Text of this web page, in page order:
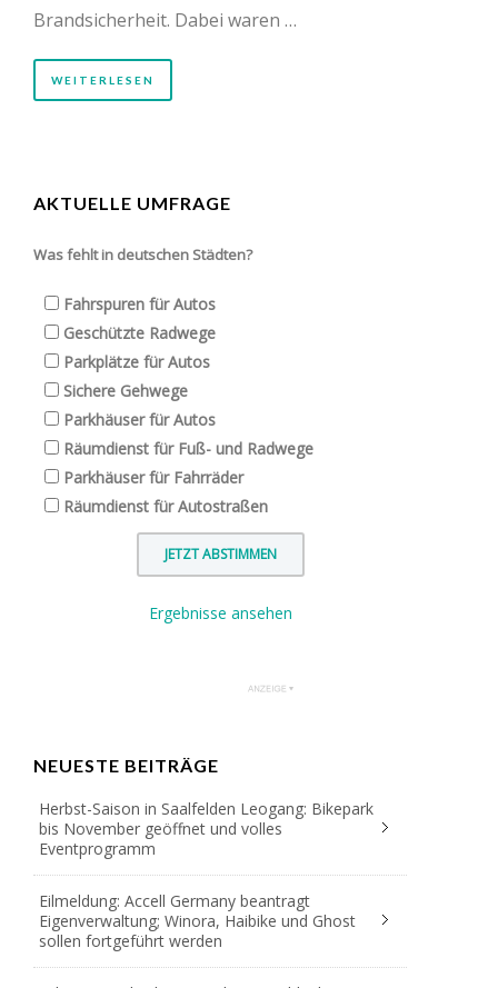
Brandsicherheit. Dabei waren …
WEITERLESEN
AKTUELLE UMFRAGE
Was fehlt in deutschen Städten?
Fahrspuren für Autos
Geschützte Radwege
Parkplätze für Autos
Sichere Gehwege
Parkhäuser für Autos
Räumdienst für Fuß- und Radwege
Parkhäuser für Fahrräder
Räumdienst für Autostraßen
Ergebnisse ansehen
NEUESTE BEITRÄGE
Herbst-Saison in Saalfelden Leogang: Bikepark
bis November geöffnet und volles
Eventprogramm
Eilmeldung: Accell Germany beantragt
Eigenverwaltung; Winora, Haibike und Ghost
sollen fortgeführt werden